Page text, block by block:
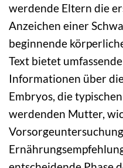
werdende Eltern die
Anzeichen einer
beginnende
Text bietet
Informationen über
Embryos, die
werdenden Mutter,